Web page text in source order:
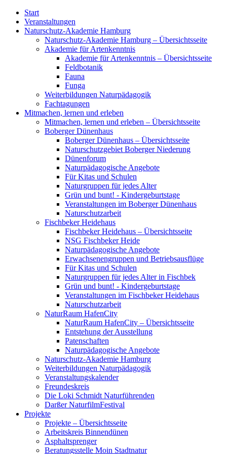
Start
Veranstaltungen
Naturschutz-Akademie Hamburg
Naturschutz-Akademie Hamburg – Übersichtsseite
Akademie für Artenkenntnis
Akademie für Artenkenntnis – Übersichtsseite
Feldbotanik
Fauna
Funga
Weiterbildungen Naturpädagogik
Fachtagungen
Mitmachen, lernen und erleben
Mitmachen, lernen und erleben – Übersichtsseite
Boberger Dünenhaus
Boberger Dünenhaus – Übersichtsseite
Naturschutzgebiet Boberger Niederung
Dünenforum
Naturpädagogische Angebote
Für Kitas und Schulen
Naturgruppen für jedes Alter
Grün und bunt! - Kindergeburtstage
Veranstaltungen im Boberger Dünenhaus
Naturschutzarbeit
Fischbeker Heidehaus
Fischbeker Heidehaus – Übersichtsseite
NSG Fischbeker Heide
Naturpädagogische Angebote
Erwachsenengruppen und Betriebsausflüge
Für Kitas und Schulen
Naturgruppen für jedes Alter in Fischbek
Grün und bunt! - Kindergeburtstage
Veranstaltungen im Fischbeker Heidehaus
Naturschutzarbeit
NaturRaum HafenCity
NaturRaum HafenCity – Übersichtsseite
Entstehung der Ausstellung
Patenschaften
Naturpädagogische Angebote
Naturschutz-Akademie Hamburg
Weiterbildungen Naturpädagogik
Veranstaltungskalender
Freundeskreis
Die Loki Schmidt Naturführenden
Darßer NaturfilmFestival
Projekte
Projekte – Übersichtsseite
Arbeitskreis Binnendünen
Asphaltsprenger
Beratungsstelle Moin Stadtnatur